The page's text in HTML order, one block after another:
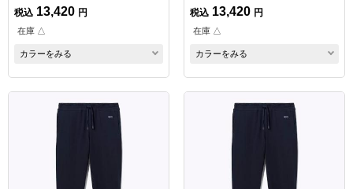
ク Lサイズ
税込 13,420 円
在庫 △
カラーをみる
ク XLサイズ
税込 13,420 円
在庫 △
カラーをみる